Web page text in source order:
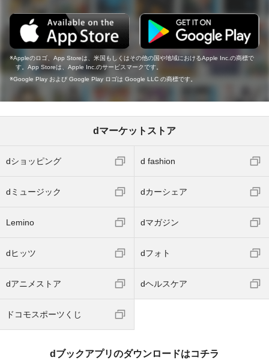
Appleのロゴ、App Storeは、米国もしくはその他の国や地域におけるApple Inc.の商標で
す。App Storeは、Apple Inc.のサービスマークです。
Google Play および Google Play ロゴは Google LLC の商標です。
dマーケットストア
dショッピング d fashion
dミュージック dカーシェア
Lemino dマガジン
dヒッツ dフォト
dアニメストア dヘルスケア
ドコモスポーツくじ
dブックアプリのダウンロードはコチラ